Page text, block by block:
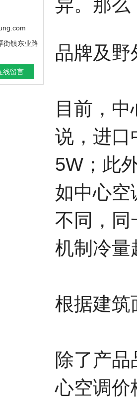
街镇东业路
线留言
异。那么
品牌及野
目前，
说，进口
5W；此
如中心空
不同，同
机制冷量
根据建筑
除了产
心空调价